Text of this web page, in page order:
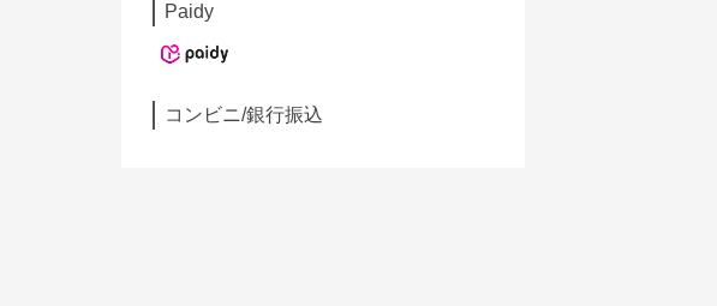
Paidy
コンビニ/銀行振込